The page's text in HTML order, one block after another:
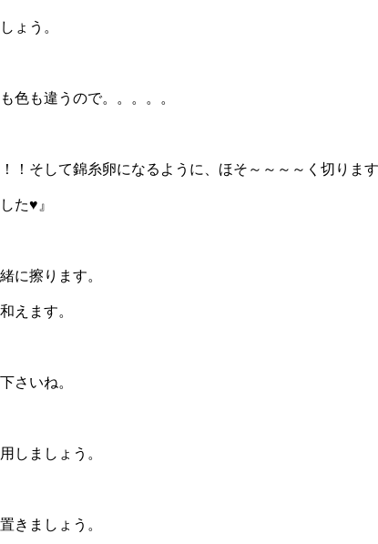
ょう。
色も違うので。。。。。
！そして錦糸卵になるように、ほそ～～～～く切ります
た♥』
に擦ります。
えます。
さいね。
しましょう。
きましょう。